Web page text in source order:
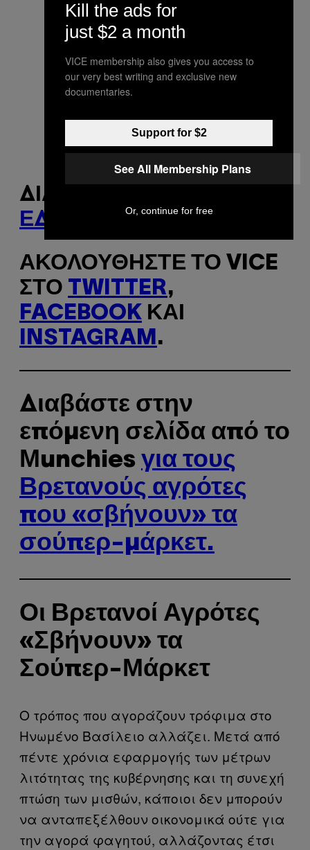
ΔΙΑΒΆΣΤΕ ΠΕΡΙΣΣΌΤΕΡΑ
ΕΔΏ
ΑΚΟΛΟΥΘΉΣΤΕ ΤΟ VICE
ΣΤΟ TWITTER,
FACEBOOK ΚΑΙ
INSTAGRAM .
Διαβάστε στην
επόμενη σελίδα από το
Μunchies για τους
Βρετανούς αγρότες
που «σβήνουν» τα
σούπερ-μάρκετ.
Οι Βρετανοί Αγρότες
«Σβήνουν» τα
Σούπερ-Μάρκετ
Ο τρόπος που αγοράζουν τρόφιμα στο
Ηνωμένο Βασίλειο αλλάζει. Μετά από
πέντε χρόνια εφαρμογής των μέτρων
λιτότητας της κυβέρνησης και τη συνεχή
πτώση των μισθών, κάποιοι δεν μπορούν
να ανταπεξέλθουν οικονομικά ούτε για
την αγορά φαγητού, αλλάζοντας έτσι
Kill the ads for
just $2 a month
VICE membership also gives you access to
our very best writing and exclusive new
documentaries.
Support for $2
See All Membership Plans
Or, continue for free